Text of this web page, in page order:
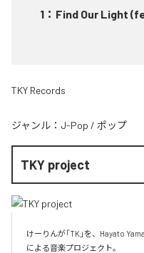
1 ： Find Our Light
TKY Records
ジャンル： J-Pop / ポップ
TKY project
けーりんが「TK」を、Hayato
による音楽プロジェクト。